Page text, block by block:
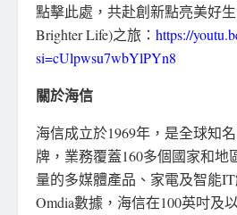
點擊此處，共赴創新點亮美好生
Brighter Life)之旅： https://
si=cUlpwsu7wbYlPYn8
關於海信
海信成立於1969年，是全球知
牌，業務覆蓋160多個國家和地
量的多媒體產品、家電及智能
Omdia數據，海信在100英吋及